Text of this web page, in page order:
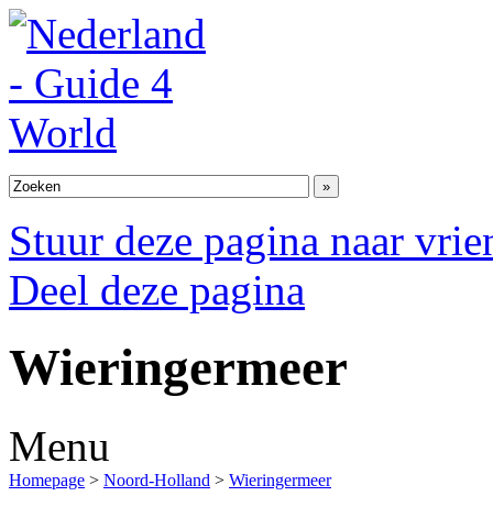
Stuur deze pagina naar
Deel deze pagina
Wieringermeer
Menu
Homepage > Noord-Holland > Wieringermeer